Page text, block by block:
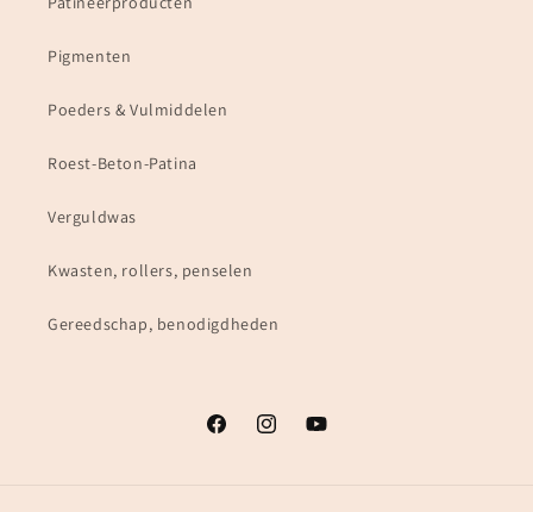
Pigmenten
Poeders & Vulmiddelen
Roest-Beton-Patina
Verguldwas
Kwasten, rollers, penselen
Gereedschap, benodigdheden
FacebookInstagramYouTube